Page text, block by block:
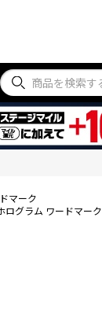
マーク
ログラム ワードマーク